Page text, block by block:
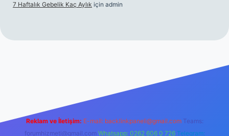
7 Haftalık Gebelik Kaç Aylık için admin
Reklam ve İletişim: E-mail: backlinkpaneli@gmail.com Teams:
forumhizmeti@gmail.com Whatsapp: 0262 606 0 726 Telegram: